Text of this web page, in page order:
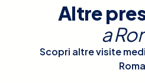
Altre
a
Scopri altre visite
Roma